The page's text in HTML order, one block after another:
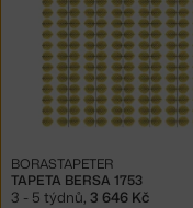
TAPETA BERSA 1753
BORASTAPETER
3 - 5 týdnů, 3 646 Kč